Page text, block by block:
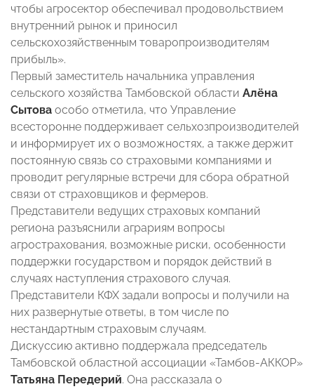
чтобы агросектор обеспечивал продовольствием
внутренний рынок и приносил
сельскохозяйственным товаропроизводителям
прибыль».
Первый заместитель начальника управления
сельского хозяйства Тамбовской области Алёна
Сытова особо отметила, что Управление
всесторонне поддерживает сельхозпроизводителей
и информирует их о возможностях, а также держит
постоянную связь со страховыми компаниями и
проводит регулярные встречи для сбора обратной
связи от страховщиков и фермеров.
Представители ведущих страховых компаний
региона разъяснили аграриям вопросы
агрострахования, возможные риски, особенности
поддержки государством и порядок действий в
случаях наступления страхового случая.
Представители КФХ задали вопросы и получили на
них развернутые ответы, в том числе по
нестандартным страховым случаям.
Дискуссию активно поддержала председатель
Тамбовской областной ассоциации «Тамбов-АККОР»
Татьяна Передерий. Она рассказала о